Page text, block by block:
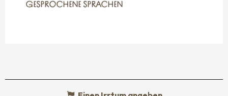
GESPROCHENE SPRACHEN
GESPROCHENE SPRACHEN